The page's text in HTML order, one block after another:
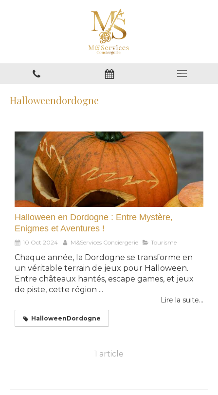
Halloweendordogne
Halloween en Dordogne : Entre Mystère,
Enigmes et Aventures !
10 Oct 2024 M&Services Conciergerie Tourisme
Chaque année, la Dordogne se transforme en
un véritable terrain de jeux pour Halloween.
Entre châteaux hantés, escape games, et jeux
de piste, cette région ...
Lire la suite...
HalloweenDordogne
1 article